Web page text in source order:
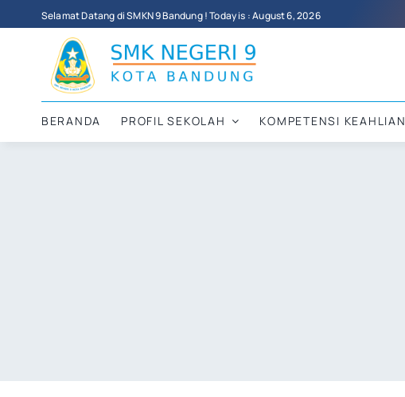
to
Selamat Datang di SMKN 9 Bandung ! Today is : August 6, 2026
BERANDA PROFIL SEKOLAH KOMPETENSI KEAHLIAN